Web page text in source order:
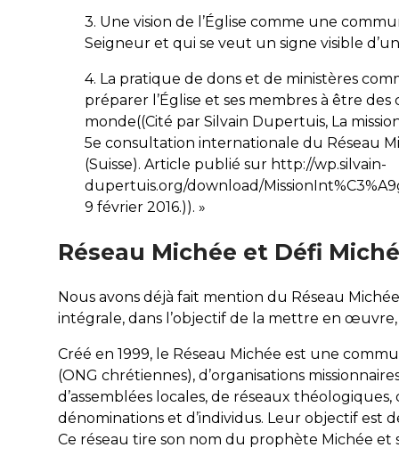
3. Une vision de l’Église comme une
Seigneur et qui se veut un signe visible
4. La pratique de dons et de ministères
préparer l’Église et ses membres à être
monde((Cité par Silvain Dupertuis, La
5e consultation internationale du Réseau
(Suisse). Article publié sur http://wp.silvain-
dupertuis.org/download/
9 février 2016.)). »
Réseau Michée et Défi
Nous avons déjà fait mention du Réseau
intégrale, dans l’objectif de la mettre en
Créé en 1999, le Réseau Michée est une
(ONG chrétiennes), d’organisations
d’assemblées locales, de réseaux
dénominations et d’individus. Leur objectif est
Ce réseau tire son nom du prophète Michée et